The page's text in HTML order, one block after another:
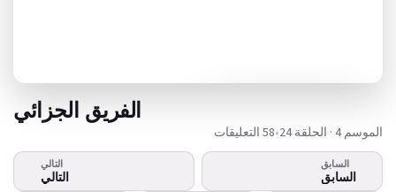
هذا الفيديو لا يعمل؟
الفريق الجزائي
الموسم 4 · الحلقة 24 •58 التعليقات
السابق
السابق
التالي
التالي